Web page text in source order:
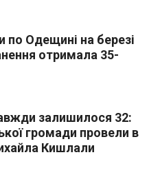
по Одещині на березі
отримала 35-
громади провели в
Кишлали